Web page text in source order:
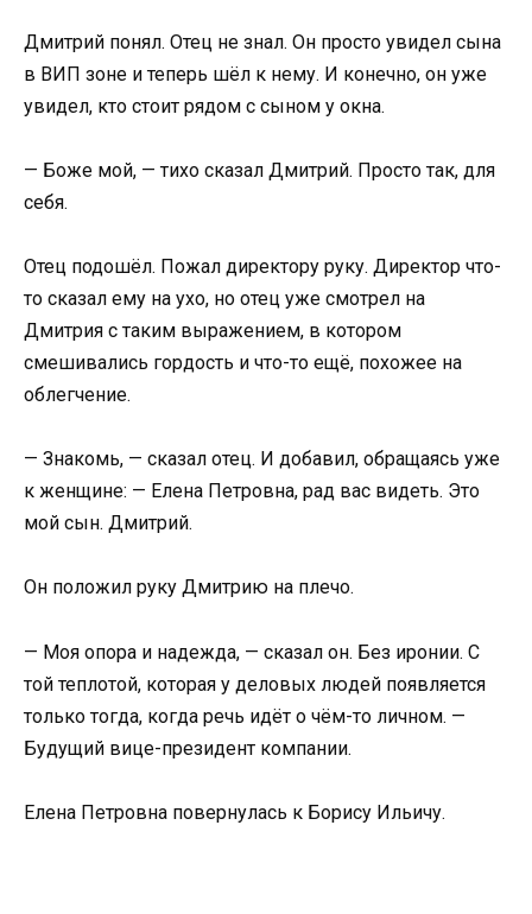
Дмитрий понял. Отец не знал. Он просто увидел сына
в ВИП зоне и теперь шёл к нему. И конечно, он уже
увидел, кто стоит рядом с сыном у окна.
— Боже мой, — тихо сказал Дмитрий. Просто так, для
себя.
Отец подошёл. Пожал директору руку. Директор что-
то сказал ему на ухо, но отец уже смотрел на
Дмитрия с таким выражением, в котором
смешивались гордость и что-то ещё, похожее на
облегчение.
— Знакомь, — сказал отец. И добавил, обращаясь уже
к женщине: — Елена Петровна, рад вас видеть. Это
мой сын. Дмитрий.
Он положил руку Дмитрию на плечо.
— Моя опора и надежда, — сказал он. Без иронии. С
той теплотой, которая у деловых людей появляется
только тогда, когда речь идёт о чём-то личном. —
Будущий вице-президент компании.
Елена Петровна повернулась к Борису Ильичу.